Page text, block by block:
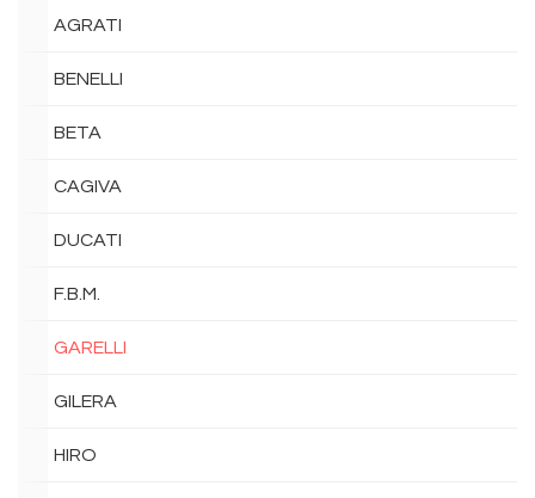
AGRATI
BENELLI
BETA
CAGIVA
DUCATI
F.B.M.
GARELLI
GILERA
HIRO